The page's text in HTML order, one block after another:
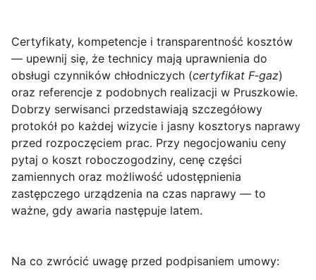
Certyfikaty, kompetencje i transparentność kosztów
— upewnij się, że technicy mają uprawnienia do
obsługi czynników chłodniczych (certyfikat F‑gaz)
oraz referencje z podobnych realizacji w Pruszkowie.
Dobrzy serwisanci przedstawiają szczegółowy
protokół po każdej wizycie i jasny kosztorys naprawy
przed rozpoczęciem prac. Przy negocjowaniu ceny
pytaj o koszt roboczogodziny, cenę części
zamiennych oraz możliwość udostępnienia
zastępczego urządzenia na czas naprawy — to
ważne, gdy awaria następuje latem.
Na co zwrócić uwagę przed podpisaniem umowy: